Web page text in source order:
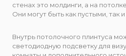
стенах это молдинги, а на
Они могут быть как пустыми, так
Внутрь потолочного плинтуса
светодиодную подсветку для